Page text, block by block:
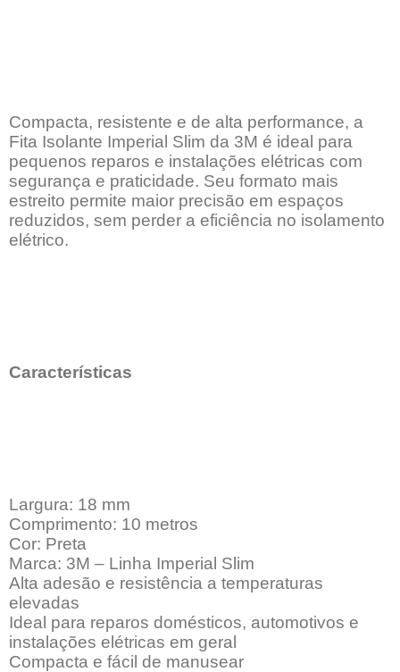
Compacta, resistente e de alta performance, a
Fita Isolante Imperial Slim da 3M é ideal para
pequenos reparos e instalações elétricas com
segurança e praticidade. Seu formato mais
estreito permite maior precisão em espaços
reduzidos, sem perder a eficiência no isolamento
elétrico.
Características
Largura: 18 mm
Comprimento: 10 metros
Cor: Preta
Marca: 3M – Linha Imperial Slim
Alta adesão e resistência a temperaturas
elevadas
Ideal para reparos domésticos, automotivos e
instalações elétricas em geral
Compacta e fácil de manusear